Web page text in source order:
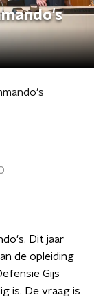
Dit jaar
de opleiding
Gijs
is. De vraag is